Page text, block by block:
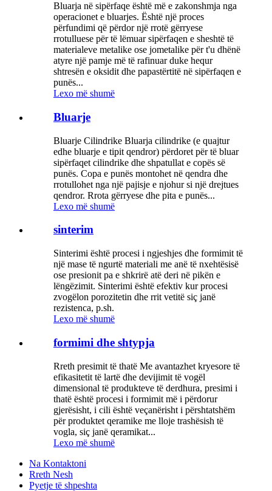
Bluarja në sipërfaqe është më e zakonshmja nga
operacionet e bluarjes. Është një proces
përfundimi që përdor një rrotë gërryese
rrotulluese për të lëmuar sipërfaqen e sheshtë të
materialeve metalike ose jometalike për t'u dhënë
atyre një pamje më të rafinuar duke hequr
shtresën e oksidit dhe papastërtitë në sipërfaqen e
punës...
Lexo më shumë
Bluarje
Bluarje Cilindrike Bluarja cilindrike (e quajtur
edhe bluarje e tipit qendror) përdoret për të bluar
sipërfaqet cilindrike dhe shpatullat e copës së
punës. Copa e punës montohet në qendra dhe
rrotullohet nga një pajisje e njohur si një drejtues
qendror. Rrota gërryese dhe pita e punës...
Lexo më shumë
sinterim
Sinterimi është procesi i ngjeshjes dhe formimit të
një mase të ngurtë materiali me anë të nxehtësisë
ose presionit pa e shkrirë atë deri në pikën e
lëngëzimit. Sinterimi është efektiv kur procesi
zvogëlon porozitetin dhe rrit vetitë siç janë
rezistenca, p.sh.
Lexo më shumë
formimi dhe shtypja
Rreth presimit të thatë Me avantazhet kryesore të
efikasitetit të lartë dhe devijimit të vogël
dimensional të produkteve të derdhura, presimi i
thatë është procesi i formimit më i përdorur
gjerësisht, i cili është veçanërisht i përshtatshëm
për produktet qeramike me lloje trashësish të
vogla, siç janë qeramikat...
Lexo më shumë
Na Kontaktoni
Rreth Nesh
Pyetje të shpeshta